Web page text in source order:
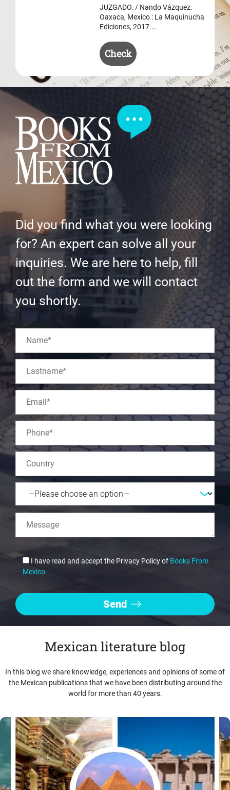
JUZGADO. / Nando Vázquez.
Oaxaca, Mexico : La Maquinucha
Ediciones, 2017.…
Check
Did you find what you were looking
for? An expert can solve all your
inquiries. We are here to help, fill
out the form and we will contact
you shortly.
I have read and accept the Privacy Policy of Books From
Mexico
Mexican literature blog
In this blog we share knowledge, experiences and opinions of some of
the Mexican publications that we have been distributing around the
world for more than 40 years.